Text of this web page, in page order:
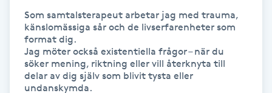
Gellack
Gellack med förstärkning
Som samtalsterapeut arbetar jag med trauma,
känslomässiga sår och de livserfarenheter som
format dig.
Jag möter också existentiella frågor – när du
söker mening, riktning eller vill återknyta till
delar av dig själv som blivit tysta eller
undanskymda.